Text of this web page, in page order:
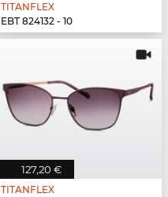
TITANFLEX
EBT 824132 - 10
127,20 €
TITANFLEX